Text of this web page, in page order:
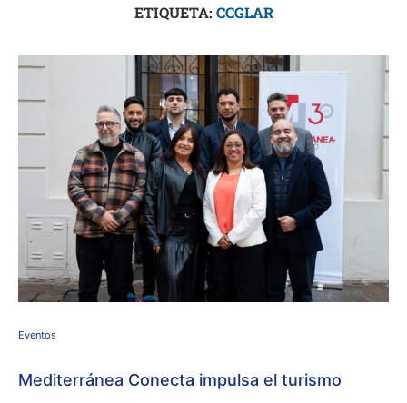
ETIQUETA: CCGLAR
Eventos
Mediterránea Conecta impulsa el turismo